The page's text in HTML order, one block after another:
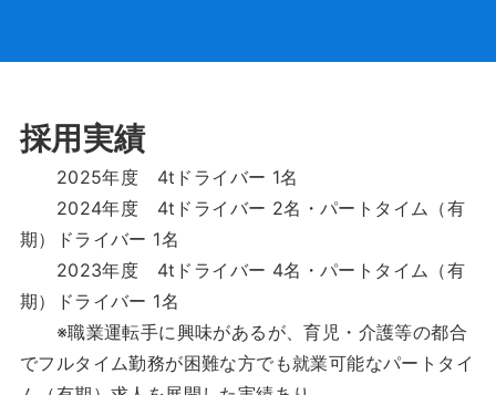
採用実績
2025年度 4tドライバー 1名
2024年度 4tドライバー 2名・パートタイム（有
期）ドライバー 1名
2023年度 4tドライバー 4名・パートタイム（有
期）ドライバー 1名
※職業運転手に興味があるが、育児・介護等の都合
でフルタイム勤務が困難な方でも就業可能なパートタイ